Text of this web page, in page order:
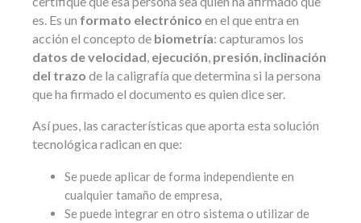
es. Es un formato electrónico en el que entra en
acción el concepto de biometría: capturamos los
datos de velocidad, ejecución, presión, inclinación
del trazo de la caligrafía que determina si la persona
que ha firmado el documento es quien dice ser.
Así pues, las características que aporta esta solución
tecnológica radican en que:
Se puede aplicar de forma independiente en
cualquier tamaño de empresa,
Se puede integrar en otro sistema o utilizar de